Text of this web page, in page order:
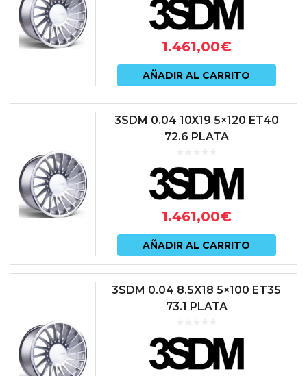
1.461,00€
AÑADIR AL CARRITO
3SDM 0.04 10X19 5×120 ET40
72.6 PLATA
1.461,00€
AÑADIR AL CARRITO
3SDM 0.04 8.5X18 5×100 ET35
73.1 PLATA